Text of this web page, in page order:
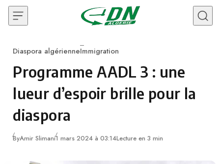
Skip to content
Category
Diaspora algérienneImmigration
Programme AADL 3 : une
lueur d’espoir brille pour la
diaspora
ByAmir Slimani1 mars 2024 à 03:14Lecture en 3 min